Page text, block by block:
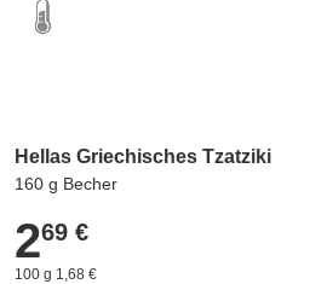
Hellas Griechisches Tzatziki
160 g Becher
2,69 €
269 €
100 g 1,68 €